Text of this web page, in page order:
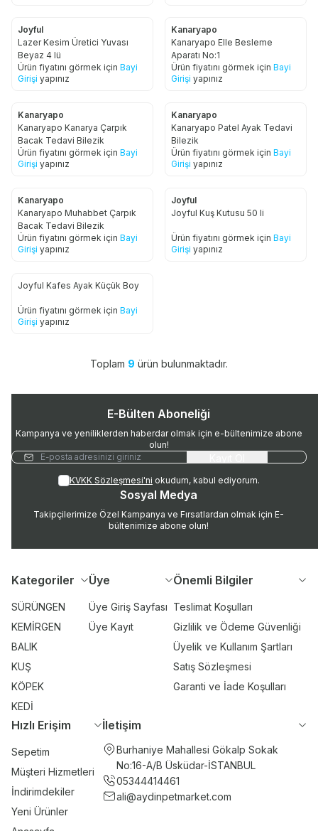
Joyful
Lazer Kesim Üretici Yuvası
Beyaz 4 lü
Ürün fiyatını görmek için Bayi
Girişi yapınız
Kanaryapo
Kanaryapo Elle Besleme
Aparatı No:1
Ürün fiyatını görmek için Bayi
Girişi yapınız
Kanaryapo
Kanaryapo Kanarya Çarpık
Bacak Tedavi Bilezik
Ürün fiyatını görmek için Bayi
Girişi yapınız
Kanaryapo
Kanaryapo Patel Ayak Tedavi
Bilezik
Ürün fiyatını görmek için Bayi
Girişi yapınız
Kanaryapo
Kanaryapo Muhabbet Çarpık
Bacak Tedavi Bilezik
Ürün fiyatını görmek için Bayi
Girişi yapınız
Joyful
Joyful Kuş Kutusu 50 li
Ürün fiyatını görmek için Bayi
Girişi yapınız
Joyful Kafes Ayak Küçük Boy
Ürün fiyatını görmek için Bayi
Girişi yapınız
Toplam 9 ürün bulunmaktadır.
E-Bülten Aboneliği
Kampanya ve yeniliklerden haberdar olmak için e-bültenimize abone
olun!
KVKK Sözleşmesi'ni okudum, kabul ediyorum.
Sosyal Medya
Takipçilerimize Özel Kampanya ve Fırsatlardan olmak için E-
bültenimize abone olun!
Kategoriler
SÜRÜNGEN
KEMİRGEN
BALIK
KUŞ
KÖPEK
KEDİ
Üye
Üye Giriş Sayfası
Üye Kayıt
Önemli Bilgiler
Teslimat Koşulları
Gizlilik ve Ödeme Güvenliği
Üyelik ve Kullanım Şartları
Satış Sözleşmesi
Garanti ve İade Koşulları
Hızlı Erişim
Sepetim
Müşteri Hizmetleri
İndirimdekiler
Yeni Ürünler
İletişim
Burhaniye Mahallesi Gökalp Sokak
No:16-A/B Üsküdar-İSTANBUL
05344414461
ali@aydinpetmarket.com